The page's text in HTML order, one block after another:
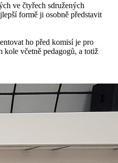
ve čtyřech sdružených
formě ji osobně představit
ho před komisí je pro
včetně pedagogů, a totiž